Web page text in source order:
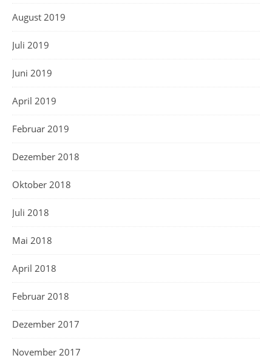
August 2019
Juli 2019
Juni 2019
April 2019
Februar 2019
Dezember 2018
Oktober 2018
Juli 2018
Mai 2018
April 2018
Februar 2018
Dezember 2017
November 2017